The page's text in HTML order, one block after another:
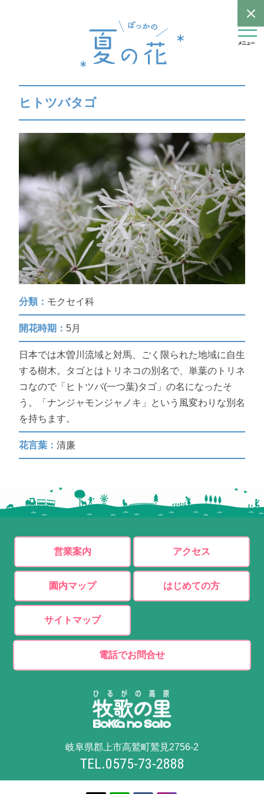
ヒトツバタゴ
分類： モクセイ科
開花時期： 5月
日本では木曽川流域と対馬、ごく限られた地域に自生
する樹木。タゴとはトリネコの別名で、単葉のトリネ
コなので「ヒトツバ(一つ葉)タゴ」の名になったそ
う。「ナンジャモンジャノキ」という風変わりな別名
を持ちます。
花言葉： 清廉
営業案内 アクセス
園内マップ はじめての方
サイトマップ
電話でお問合せ
岐阜県郡上市高鷲町鷲見2756-2
TEL.0575-73-2888